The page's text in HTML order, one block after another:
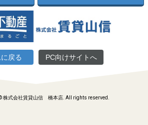
戻る PC向けサイトへ
株式会社賃貸山信 橋本店. All rights reserved.